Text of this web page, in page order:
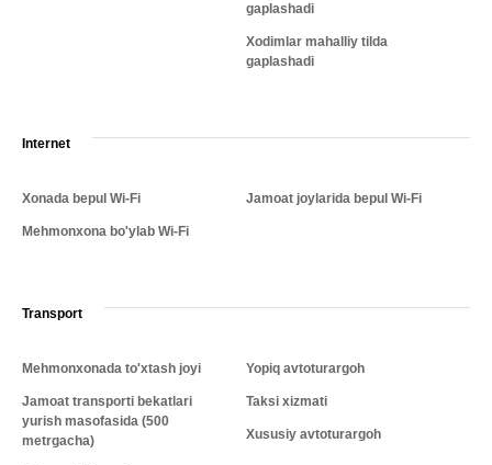
gaplashadi
Xodimlar mahalliy tilda
gaplashadi
Internet
Xonada bepul Wi-Fi
Mehmonxona bo'ylab Wi-Fi
Jamoat joylarida bepul Wi-Fi
Transport
Mehmonxonada to'xtash joyi
Jamoat transporti bekatlari
yurish masofasida (500
metrgacha)
Yopiq avtoturargoh
Taksi xizmati
Xususiy avtoturargoh